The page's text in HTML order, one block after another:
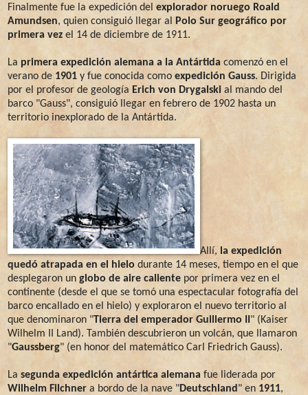
Finalmente fue la expedición del explorador noruego Roald
Amundsen, quien consiguió llegar al
Polo Sur geográfico por
primera vez el 14 de diciembre de 1911.
La primera expedición alemana a la Antártida comenzó en el
verano de 1901 y fue conocida como expedición Gauss. Dirigida
por el profesor de geología Erich von Drygalski al mando del
barco "Gauss", consiguió llegar en febrero de 1902 hasta un
territorio inexplorado de la Antártida.
Allí, la expedición
quedó atrapada en el hielo durante 14 meses, tiempo en el que
desplegaron un globo de aire caliente por primera vez en el
continente (desde el que se tomó una espectacular fotografía del
barco encallado en el hielo) y exploraron el nuevo territorio al
que denominaron "Tierra del emperador Guillermo II " (Kaiser
Wilhelm II Land). También descubrieron un volcán, que llamaron
"Gaussberg" (en honor del matemático Carl Friedrich Gauss).
La segunda expedición antártica alemana fue liderada por
Wilhelm Filchner a bordo de la nave "Deutschland " en 1911,